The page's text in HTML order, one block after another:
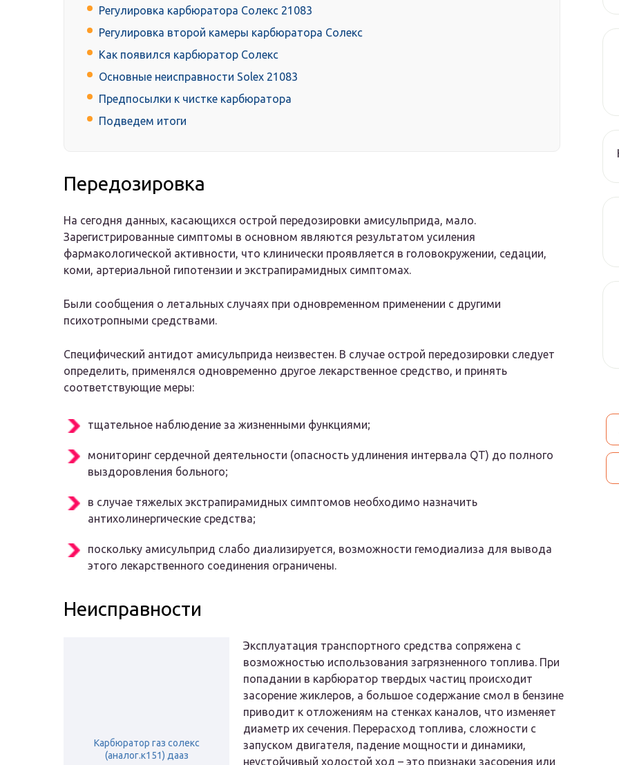
Регулировка карбюратора Солекс 21083
Регулировка второй камеры карбюратора Солекс
Как появился карбюратор Солекс
Основные неисправности Solex 21083
Предпосылки к чистке карбюратора
Подведем итоги
Передозировка
На сегодня данных, касающихся острой передозировки амисульприда, мало.
Зарегистрированные симптомы в основном являются результатом усиления
фармакологической активности, что клинически проявляется в головокружении, седации,
коми, артериальной гипотензии и экстрапирамидных симптомах.
Были сообщения о летальных случаях при одновременном применении с другими
психотропными средствами.
Специфический антидот амисульприда неизвестен. В случае острой передозировки следует
определить, применялся одновременно другое лекарственное средство, и принять
соответствующие меры:
тщательное наблюдение за жизненными функциями;
мониторинг сердечной деятельности (опасность удлинения интервала QT) до полного
выздоровления больного;
в случае тяжелых экстрапирамидных симптомов необходимо назначить
антихолинергические средства;
поскольку амисульприд слабо диализируется, возможности гемодиализа для вывода
этого лекарственного соединения ограничены.
Неисправности
Карбюратор газ солекс
(аналог.к151) дааз
Эксплуатация транспортного средства сопряжена с
возможностью использования загрязненного топлива. При
попадании в карбюратор твердых частиц происходит
засорение жиклеров, а большое содержание смол в бензине
приводит к отложениям на стенках каналов, что изменяет
диаметр их сечения. Перерасход топлива, сложности с
запуском двигателя, падение мощности и динамики,
неустойчивый холостой ход – это признаки засорения или